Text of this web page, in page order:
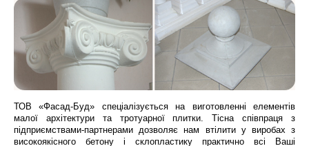
ТОВ «Фасад-Буд» спеціалізується на виготовленні елементів
малої архітектури та тротуарної плитки. Тісна співпраця з
підприємствами-партнерами дозволяє нам втілити у виробах з
високоякісного бетону і склопластику практично всі Ваші